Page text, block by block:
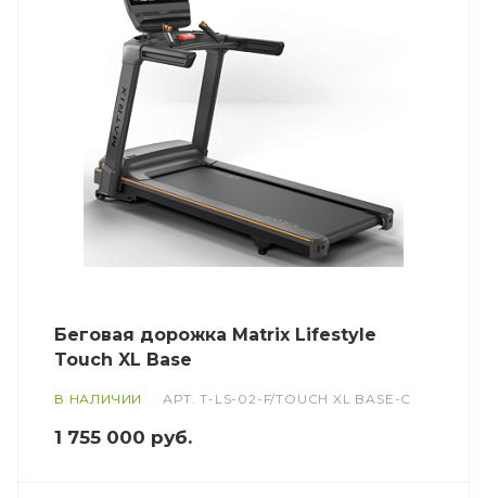
Беговая дорожка Matrix Lifestyle
Touch XL Base
В НАЛИЧИИ АРТ.T-LS-02-F/TOUCH XL BASE-C
1 755 000 руб.